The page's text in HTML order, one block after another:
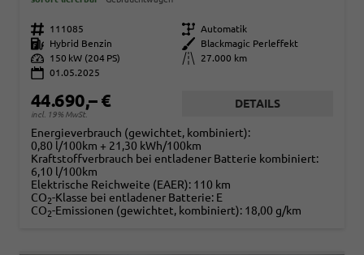
Fahrzeugnr. 111085 Getriebe Automatik
Kraftstoff
Hybrid Benzin Außenfarbe
Blackmagic Perleffekt
Leistung
150 kW (204 PS) Kilometerstand
27.000 km
01.05.2025
44.690,– €
incl. 19% MwSt.
DETAILS
Energieverbrauch (gewichtet, kombiniert):
0,80 l/100km + 21,30 kWh/100km
Kraftstoffverbrauch bei entladener Batterie kombiniert:
6,10 l/100km
Elektrische Reichweite (EAER): 110 km
CO2-Klasse bei entladener Batterie: E
CO2-Emissionen (gewichtet, kombiniert): 18,00 g/km